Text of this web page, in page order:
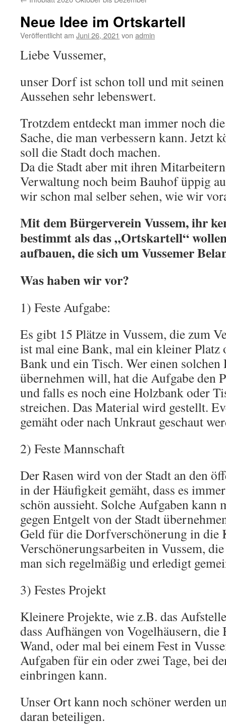
Neue Idee im Ortskartell
Veröffentlicht am Juni 26, 2021 von admin
Liebe Vussemer,
unser Dorf ist schon toll und mit
Aussehen sehr lebenswert.
Trotzdem entdeckt man immer noch
Sache, die man verbessern kann. Jetzt
soll die Stadt doch machen.
Da die Stadt aber mit ihren
Verwaltung noch beim Bauhof üppig
wir schon mal selber sehen, wie wir
Mit dem Bürgerverein Vussem, ihr
bestimmt als das „Ortskartell“
aufbauen, die sich um Vussemer
Was haben wir vor?
1) Feste Aufgabe:
Es gibt 15 Plätze in Vussem, die zum
ist mal eine Bank, mal ein kleiner Platz
Bank und ein Tisch. Wer einen
übernehmen will, hat die Aufgabe den
und falls es noch eine Holzbank oder
streichen. Das Material wird gestellt.
gemäht oder nach Unkraut geschaut
2) Feste Mannschaft
Der Rasen wird von der Stadt an den
in der Häufigkeit gemäht, dass es
schön aussieht. Solche Aufgaben kann
gegen Entgelt von der Stadt
Geld für die Dorfverschönerung in die
Verschönerungsarbeiten in Vussem,
man sich regelmäßig und erledigt
3) Festes Projekt
Kleinere Projekte, wie z.B. das
dass Aufhängen von Vogelhäusern,
Wand, oder mal bei einem Fest in
Aufgaben für ein oder zwei Tage, bei
einbringen kann.
Unser Ort kann noch schöner werden
daran beteiligen.